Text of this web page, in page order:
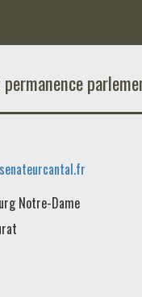
Notre-Dame